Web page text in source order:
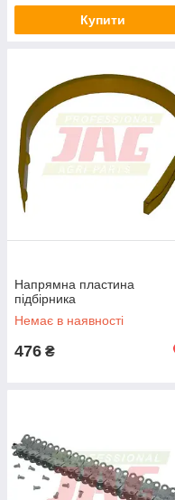
Купити
Напрямна пластина
підбірника
Немає в наявності
476 ₴